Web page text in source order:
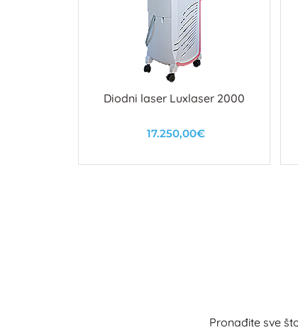
Diodni laser Luxlaser 2000
17.250,00€
U košaricu
Pronađite sve